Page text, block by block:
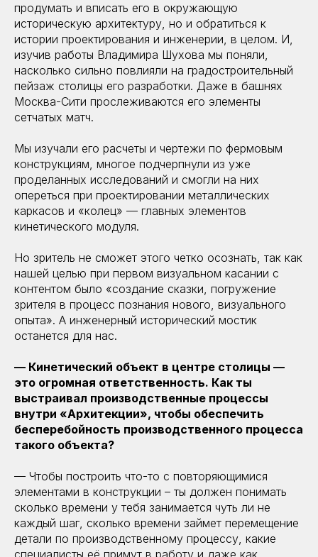
продумать и вписать его в окружающую
историческую архитектуру, но и обратиться к
истории проектирования и инженерии, в целом. И,
изучив работы Владимира Шухова мы поняли,
насколько сильно повлияли на градостроительный
пейзаж столицы его разработки. Даже в башнях
Москва-Сити прослеживаются его элементы
сетчатых матч.
Мы изучали его расчеты и чертежи по фермовым
конструкциям, многое подчерпнули из уже
проделанных исследований и смогли на них
опереться при проектировании металлических
каркасов и «колец» — главных элементов
кинетического модуля.
Но зритель не сможет этого четко осознать, так как
нашей целью при первом визуальном касании с
контентом было «создание сказки, погружение
зрителя в процесс познания нового, визуального
опыта». А инженерный исторический мостик
останется для нас.
— Кинетический объект в центре столицы —
это огромная ответственность. Как ты
выстраивал производственные процессы
внутри «Архитекции», чтобы обеспечить
бесперебойность производственного процесса
такого объекта?
— Чтобы построить что-то с повторяющимися
элементами в конструкции – ты должен понимать
сколько времени у тебя занимается чуть ли не
каждый шаг, сколько времени займет перемещение
детали по производственному процессу, какие
специалисты её примут в работу и даже как